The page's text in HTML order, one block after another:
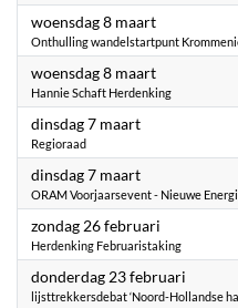
woensdag 8 maart2023
Onthulling wandelstartpunt
woensdag 8 maart2023
Hannie Schaft Herdenking
dinsdag 7 maart2023
Regioraad
dinsdag 7 maart2023
ORAM Voorjaarsevent - Nieuwe
zondag 26 februari
Herdenking Februaristaking
donderdag 23 februari
lijsttrekkersdebat ‘Noord-Hollandse